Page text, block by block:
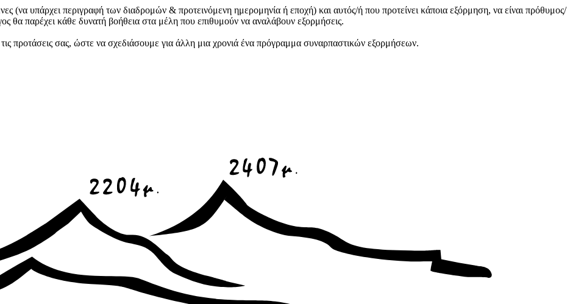
(να υπάρχει περιγραφή των διαδρομών & προτεινόμενη ημερομηνία ή εποχή) και αυτός/ή που προτείνει κάποια εξόρμηση, να είναι πρόθυμος/
θα παρέχει κάθε δυνατή βοήθεια στα μέλη που επιθυμούν να αναλάβουν εξορμήσεις.
προτάσεις σας, ώστε να σχεδιάσουμε για άλλη μια χρονιά ένα πρόγραμμα συναρπαστικών εξορμήσεων.